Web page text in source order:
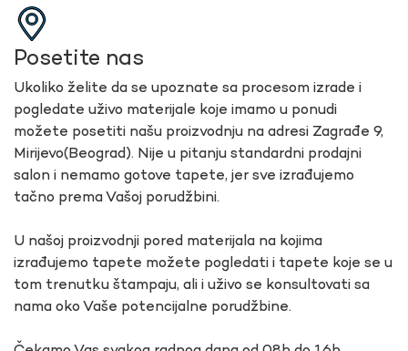
Posetite nas
Ukoliko želite da se upoznate sa procesom izrade i
pogledate uživo materijale koje imamo u ponudi
možete posetiti našu proizvodnju na adresi Zagrađe 9,
Mirijevo(Beograd). Nije u pitanju standardni prodajni
salon i nemamo gotove tapete, jer sve izrađujemo
tačno prema Vašoj porudžbini.
U našoj proizvodnji pored materijala na kojima
izrađujemo tapete možete pogledati i tapete koje se u
tom trenutku štampaju, ali i uživo se konsultovati sa
nama oko Vaše potencijalne porudžbine.